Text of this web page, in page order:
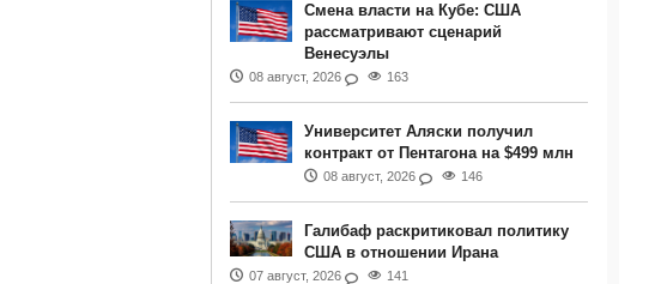
Смена власти на Кубе: США
рассматривают сценарий
Венесуэлы
08 август, 2026 163
Университет Аляски получил
контракт от Пентагона на $499 млн
08 август, 2026 146
Галибаф раскритиковал политику
США в отношении Ирана
07 август, 2026 141